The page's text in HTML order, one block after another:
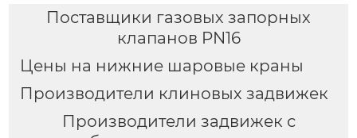
Поставщики газовых запорных
клапанов PN16
Цены на нижние шаровые краны
Производители клиновых задвижек
Производители задвижек с